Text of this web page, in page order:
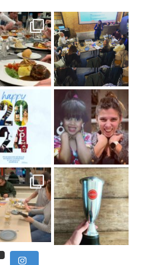
Et tou
] Pendant